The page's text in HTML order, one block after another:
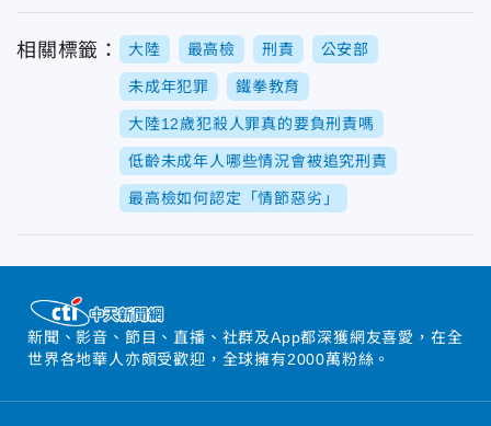
相關標籤： 大陸 最高檢 刑責 公安部
未成年犯罪 鐵拳教育
大陸12歲犯殺人罪真的要負刑責嗎
低齡未成年人哪些情況會被追究刑責
最高檢如何認定「情節惡劣」
新聞、影音、節目、直播、社群及App都深獲網友喜愛，在全
世界各地華人亦頗受歡迎，全球擁有2000萬粉絲。